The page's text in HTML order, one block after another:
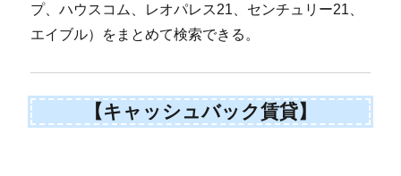
プ、ハウスコム、レオパレス21、センチュリー21、
エイブル）をまとめて検索できる。
【キャッシュバック賃貸】